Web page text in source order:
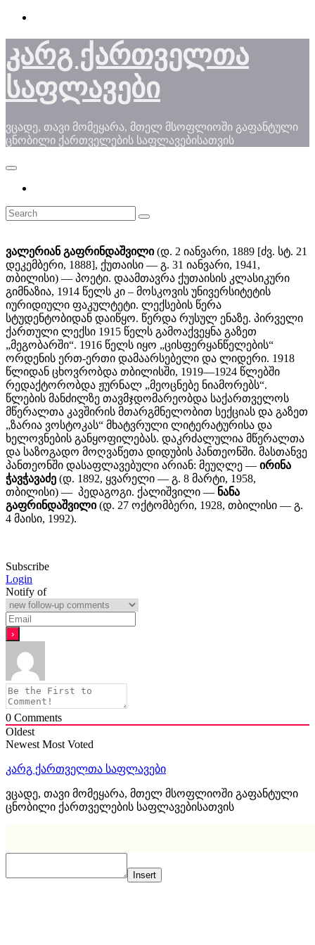
Skip
content
კარგ ქართველთა
საფლავები
ვცადე, თავი მომეყარა, მთელ მსოფლიოში გაფანტული
ცნობილი ქართველების საფლავებისათვის
ვალერიან გაფრინდაშვილი(დ. 2 იანვარი, 1889 [ძვ. სტ. 21
დეკემბერი, 1888], ქუთაისი — გ. 31 იანვარი, 1941,
თბილისი) — პოეტი. დაამთავრა ქუთაისის კლასიკური
გიმნაზია, 1914 წელს კი – მოსკოვის უნივერსიტეტის
იურიდიული ფაკულტეტი. ლექსების წერა
სტუდენტობიდან დაიწყო. წერდა რუსულ ენაზე. პირველი
ქართული ლექსი 1915 წელს გამოაქვეყნა გაზეთ
„მეგობარში“. 1916 წელს იყო „ცისფერყანწელების“
ორდენის ერთ-ერთი დამაარსებელი და ლიდერი. 1918
წლიდან ცხოვრობდა თბილისში, 1919—1924 წლებში
რედაქტორობდა ჟურნალ „მეოცნებე ნიამორებს“.
წლების მანძილზე თავმჯდომარეობდა საქართველოს
მწერალთა კავშირის მთარგმნელობით სექციას და გაზეთ
„ზარია ვოსტოკას“ მხატვრული ლიტერატურისა და
ხელოვნების განყოფილებას. დაკრძალულია მწერალთა
და საზოგადო მოღვაწეთა დიდუბის პანთეონში. მასთანვე
პანთეონში დასაფლავებული არიან: მეუღლე — ირინა
ჭავჭავაძე (დ. 1892, ყვარელი — გ. 8 მარტი, 1958,
თბილისი) — პედაგოგი. ქალიშვილი — ნანა
გაფრინდაშვილი(დ. 27 ოქტომბერი, 1928, თბილისი — გ.
4 მაისი, 1992).
Subscribe
Login
Notify of
0 Comments
Oldest
Newest Most Voted
კარგ ქართველთა საფლავები
ვცადე, თავი მომეყარა, მთელ მსოფლიოში გაფანტული
ცნობილი ქართველების საფლავებისათვის
Insert